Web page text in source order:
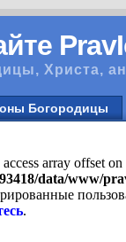
Христа,
Богородицы
array offset
data/www/
.